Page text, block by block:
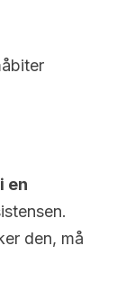
en
den, må